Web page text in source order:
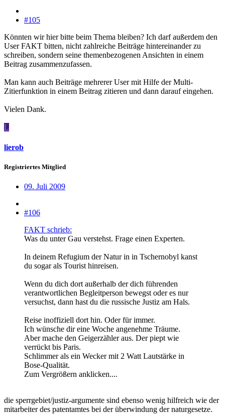
#105
Könnten wir hier bitte beim Thema bleiben? Ich darf außerdem den
User FAKT bitten, nicht zahlreiche Beiträge hintereinander zu
schreiben, sondern seine themenbezogenen Ansichten in einem
Beitrag zusammenzufassen.
Man kann auch Beiträge mehrerer User mit Hilfe der Multi-
Zitierfunktion in einem Beitrag zitieren und dann darauf eingehen.
Vielen Dank.
L
lierob
Registriertes Mitglied
09. Juli 2009
#106
FAKT schrieb:
Was du unter Gau verstehst. Frage einen Experten.
In deinem Refugium der Natur in in Tschernobyl kanst
du sogar als Tourist hinreisen.
Wenn du dich dort außerhalb der dich führenden
verantwortlichen Begleitperson bewegst oder es nur
versuchst, dann hast du die russische Justiz am Hals.
Reise inoffiziell dort hin. Oder für immer.
Ich wünsche dir eine Woche angenehme Träume.
Aber mache den Geigerzähler aus. Der piept wie
verrückt bis Paris.
Schlimmer als ein Wecker mit 2 Watt Lautstärke in
Bose-Qualität.
Zum Vergrößern anklicken....
die sperrgebiet/justiz-argumente sind ebenso wenig hilfreich wie der
mitarbeiter des patentamtes bei der überwindung der naturgesetze.